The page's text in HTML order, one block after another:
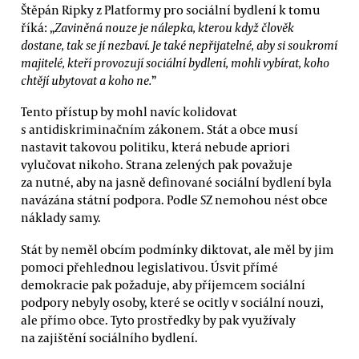
Štěpán Ripky z Platformy pro sociální bydlení k tomu
říká: „Zaviněná nouze je nálepka, kterou když člověk
dostane, tak se jí nezbaví. Je také nepřijatelné, aby si soukromí
majitelé, kteří provozují sociální bydlení, mohli vybírat, koho
chtějí ubytovat a koho ne.”
Tento přístup by mohl navíc kolidovat
s antidiskriminačním zákonem. Stát a obce musí
nastavit takovou politiku, která nebude apriori
vylučovat nikoho. Strana zelených pak považuje
za nutné, aby na jasně definované sociální bydlení byla
navázána státní podpora. Podle SZ nemohou nést obce
náklady samy.
Stát by neměl obcím podmínky diktovat, ale měl by jim
pomoci přehlednou legislativou. Úsvit přímé
demokracie pak požaduje, aby příjemcem sociální
podpory nebyly osoby, které se ocitly v sociální nouzi,
ale přímo obce. Tyto prostředky by pak využívaly
na zajištění sociálního bydlení.